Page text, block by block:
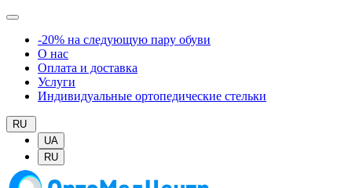
-20% на следующую пару обуви
О нас
Оплата и доставка
Услуги
Индивидуальные ортопедические стельки
RU
UA
RU